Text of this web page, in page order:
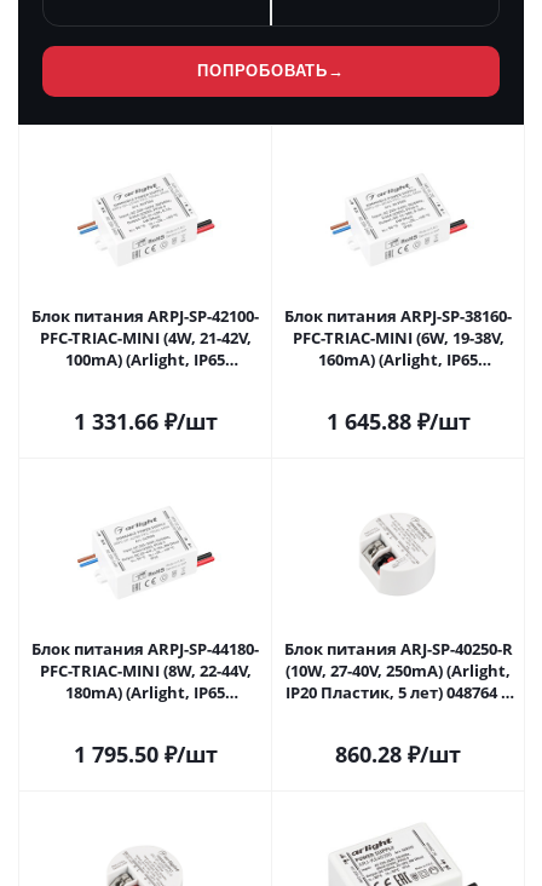
ПОПРОБОВАТЬ →
Блок питания ARPJ-SP-42100-
PFC-TRIAC-MINI (4W, 21-42V,
100mA) (Arlight, IP65
1 331.66₽/шт
Блок питания ARPJ-SP-38160-
PFC-TRIAC-MINI (6W, 19-38V,
160mA) (Arlight, IP65
1 645.88₽/шт
Блок питания ARPJ-SP-44180-
PFC-TRIAC-MINI (8W, 22-44V,
180mA) (Arlight, IP65
1 795.50₽/шт
Блок питания ARJ-SP-40250-R
(10W, 27-40V, 250mA) (Arlight,
IP20 Пластик, 5 лет) 048764 в
860.28 ₽/шт